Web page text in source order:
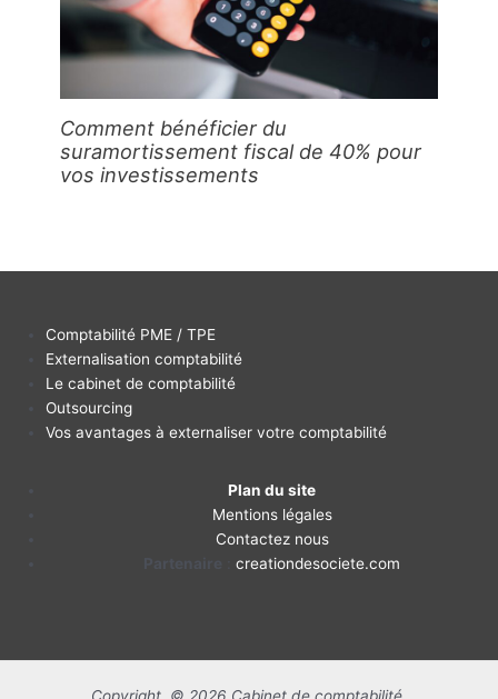
Comment bénéficier du
suramortissement fiscal de 40% pour
vos investissements
Comptabilité PME / TPE
Externalisation comptabilité
Le cabinet de comptabilité
Outsourcing
Vos avantages à externaliser votre comptabilité
Plan du site
Mentions légales
Contactez nous
:creationdesociete.com